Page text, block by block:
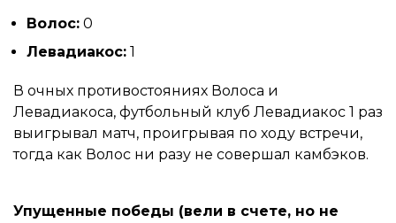
Волос: 0
Левадиакос: 1
В очных противостояниях Волоса и
Левадиакоса, футбольный клуб Левадиакос 1 раз
выигрывал матч, проигрывая по ходу встречи,
тогда как Волос ни разу не совершал камбэков.
Упущенные победы (вели в счете, но не